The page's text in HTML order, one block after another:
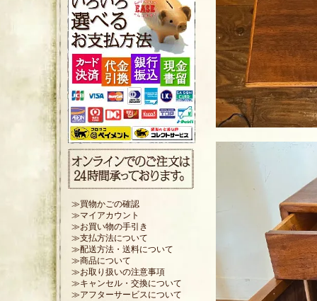
≫買物かごの確認
≫マイアカウント
≫お買い物の手引き
≫支払方法について
≫配送方法・送料について
≫商品について
≫お取り扱いの注意事項
≫キャンセル・交換について
≫アフターサービスについて